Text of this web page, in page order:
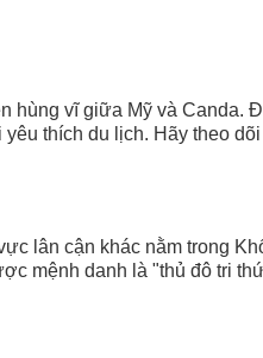
hùng vĩ giữa Mỹ và
thích du lịch. Hãy theo
lân cận khác nằm trong
mệnh danh là "thủ đô tri